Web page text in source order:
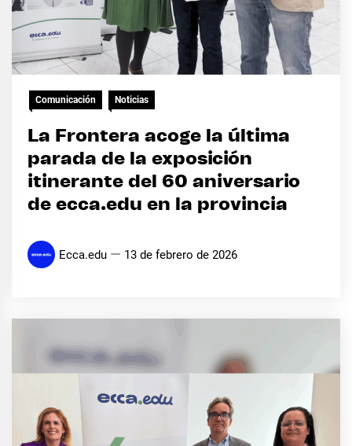
Comunicación Noticias
La Frontera acoge la última
parada de la exposición
itinerante del 60 aniversario
de ecca.edu en la provincia
Ecca.edu 13 de febrero de 2026